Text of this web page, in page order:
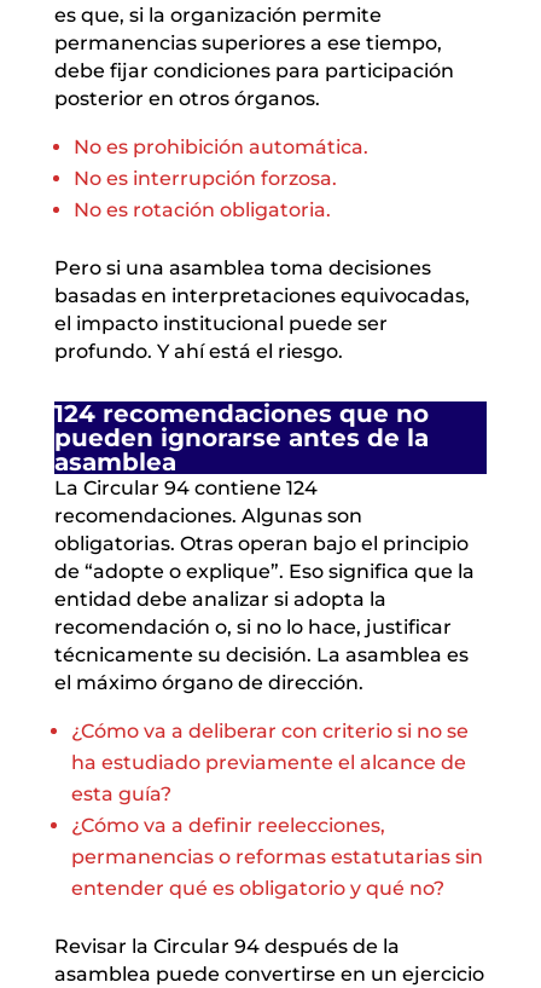
es que, si la organización permite
permanencias superiores a ese tiempo,
debe fijar condiciones para participación
posterior en otros órganos.
No es prohibición automática.
No es interrupción forzosa.
No es rotación obligatoria.
Pero si una asamblea toma decisiones
basadas en interpretaciones equivocadas,
el impacto institucional puede ser
profundo. Y ahí está el riesgo.
124 recomendaciones que no
pueden ignorarse antes de la
asamblea
La Circular 94 contiene 124
recomendaciones. Algunas son
obligatorias. Otras operan bajo el principio
de “adopte o explique”. Eso significa que la
entidad debe analizar si adopta la
recomendación o, si no lo hace, justificar
técnicamente su decisión. La asamblea es
el máximo órgano de dirección.
¿Cómo va a deliberar con criterio si no se
ha estudiado previamente el alcance de
esta guía?
¿Cómo va a definir reelecciones,
permanencias o reformas estatutarias sin
entender qué es obligatorio y qué no?
Revisar la Circular 94 después de la
asamblea puede convertirse en un ejercicio